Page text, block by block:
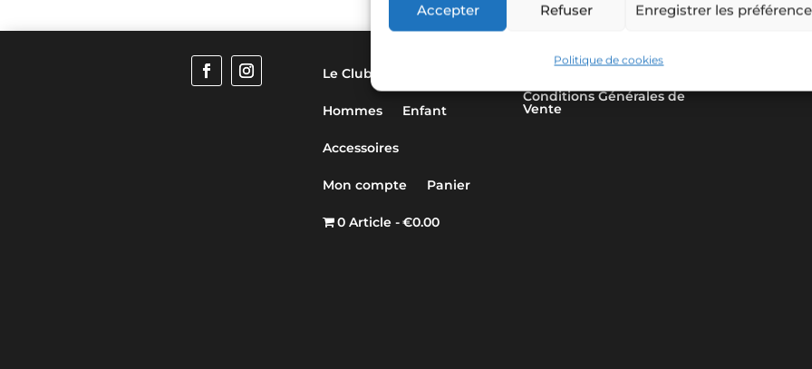
Accepter Refuser Enregistrer les
Politique de cookies
Le Club
Hommes Enfant
Accessoires
Mon compte Panier
0 Article €0.00
Politique de cookies (UE)
Conditions Générales de
Vente